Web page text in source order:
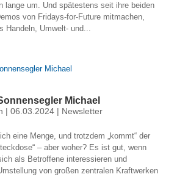
lange um. Und spätestens seit ihre beiden
von Fridays-for-Future mitmachen,
Handeln, Umwelt- und...
Michael
| 06.03.2024| Newsletter
eine Menge, und trotzdem „kommt“ der
– aber woher? Es ist gut, wenn
als Betroffene interessieren und
von großen zentralen Kraftwerken